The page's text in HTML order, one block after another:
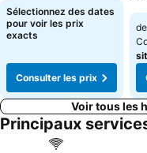
Sélectionnez des dates
pour voir les prix
exacts
Consulter les prix
de
Voir tous les
Principaux